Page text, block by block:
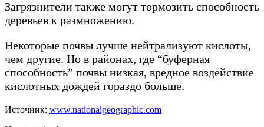
Загрязнители также могут тормозить способность
деревьев к размножению.
Некоторые почвы лучше нейтрализуют кислоты,
чем другие. Но в районах, где “буферная
способность” почвы низкая, вредное воздействие
кислотных дождей гораздо больше.
Источник: www.nationalgeographic.com